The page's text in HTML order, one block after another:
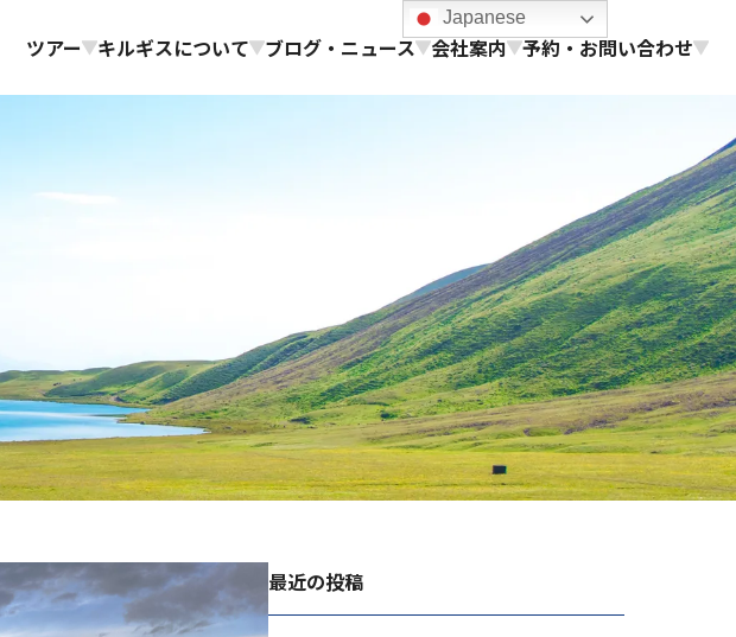
ツアー キルギスについて ブログ・ニュース 会社案内 予約・お問い合わせ
最近の投稿
Japanese